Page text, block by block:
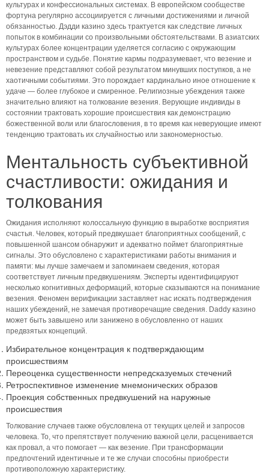
культурах и конфессиональных системах. В европейском сообществе
фортуна регулярно ассоциируется с личными достижениями и личной
обязанностью. Дэдди казино здесь трактуется как следствие личных
попыток в комбинации со произвольными обстоятельствами. В азиатских
культурах более концентрации уделяется согласию с окружающим
пространством и судьбе. Понятие кармы подразумевает, что везение и
невезение представляют собой результатом минувших поступков, а не
хаотичными событиями. Это порождает кардинально иное отношение к
удаче — более глубокое и смиренное. Религиозные убеждения также
значительно влияют на толкование везения. Верующие индивиды в
состоянии трактовать хорошие происшествия как демонстрацию
божественной воли или благословения, в то время как неверующие имеют
тенденцию трактовать их случайностью или закономерностью.
Ментальность субъективной
счастливости: ожидания и
толкования
Ожидания исполняют колоссальную функцию в выработке восприятия
счастья. Человек, который предвкушает благоприятных сообщений, с
повышенной шансом обнаружит и адекватно поймет благоприятные
сигналы. Это обусловлено с характеристиками работы внимания и
памяти: мы лучше замечаем и запоминаем сведения, которая
соответствует личным предвкушениям. Эксперты идентифицируют
несколько когнитивных деформаций, которые сказываются на понимание
везения. Феномен верификации заставляет нас искать подтверждения
наших убеждений, не замечая противоречащие сведения. Daddy казино
может быть завышено или занижено в обусловленно от наших
предвзятых концепций.
Избирательное концентрация к подтверждающим
происшествиям
Переоценка существенности непредсказуемых стечений
Ретроспективное изменение мнемонических образов
Проекция собственных предвкушений на наружные
происшествия
Толкование случаев также обусловлена от текущих целей и запросов
человека. То, что препятствует получению важной цели, расценивается
как провал, а что помогает — как везение. При трансформации
предпочтений идентичные и те же случаи способны приобрести
противоположную характеристику.